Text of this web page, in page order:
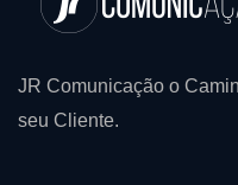
JR Comunicação o
seu Cliente.